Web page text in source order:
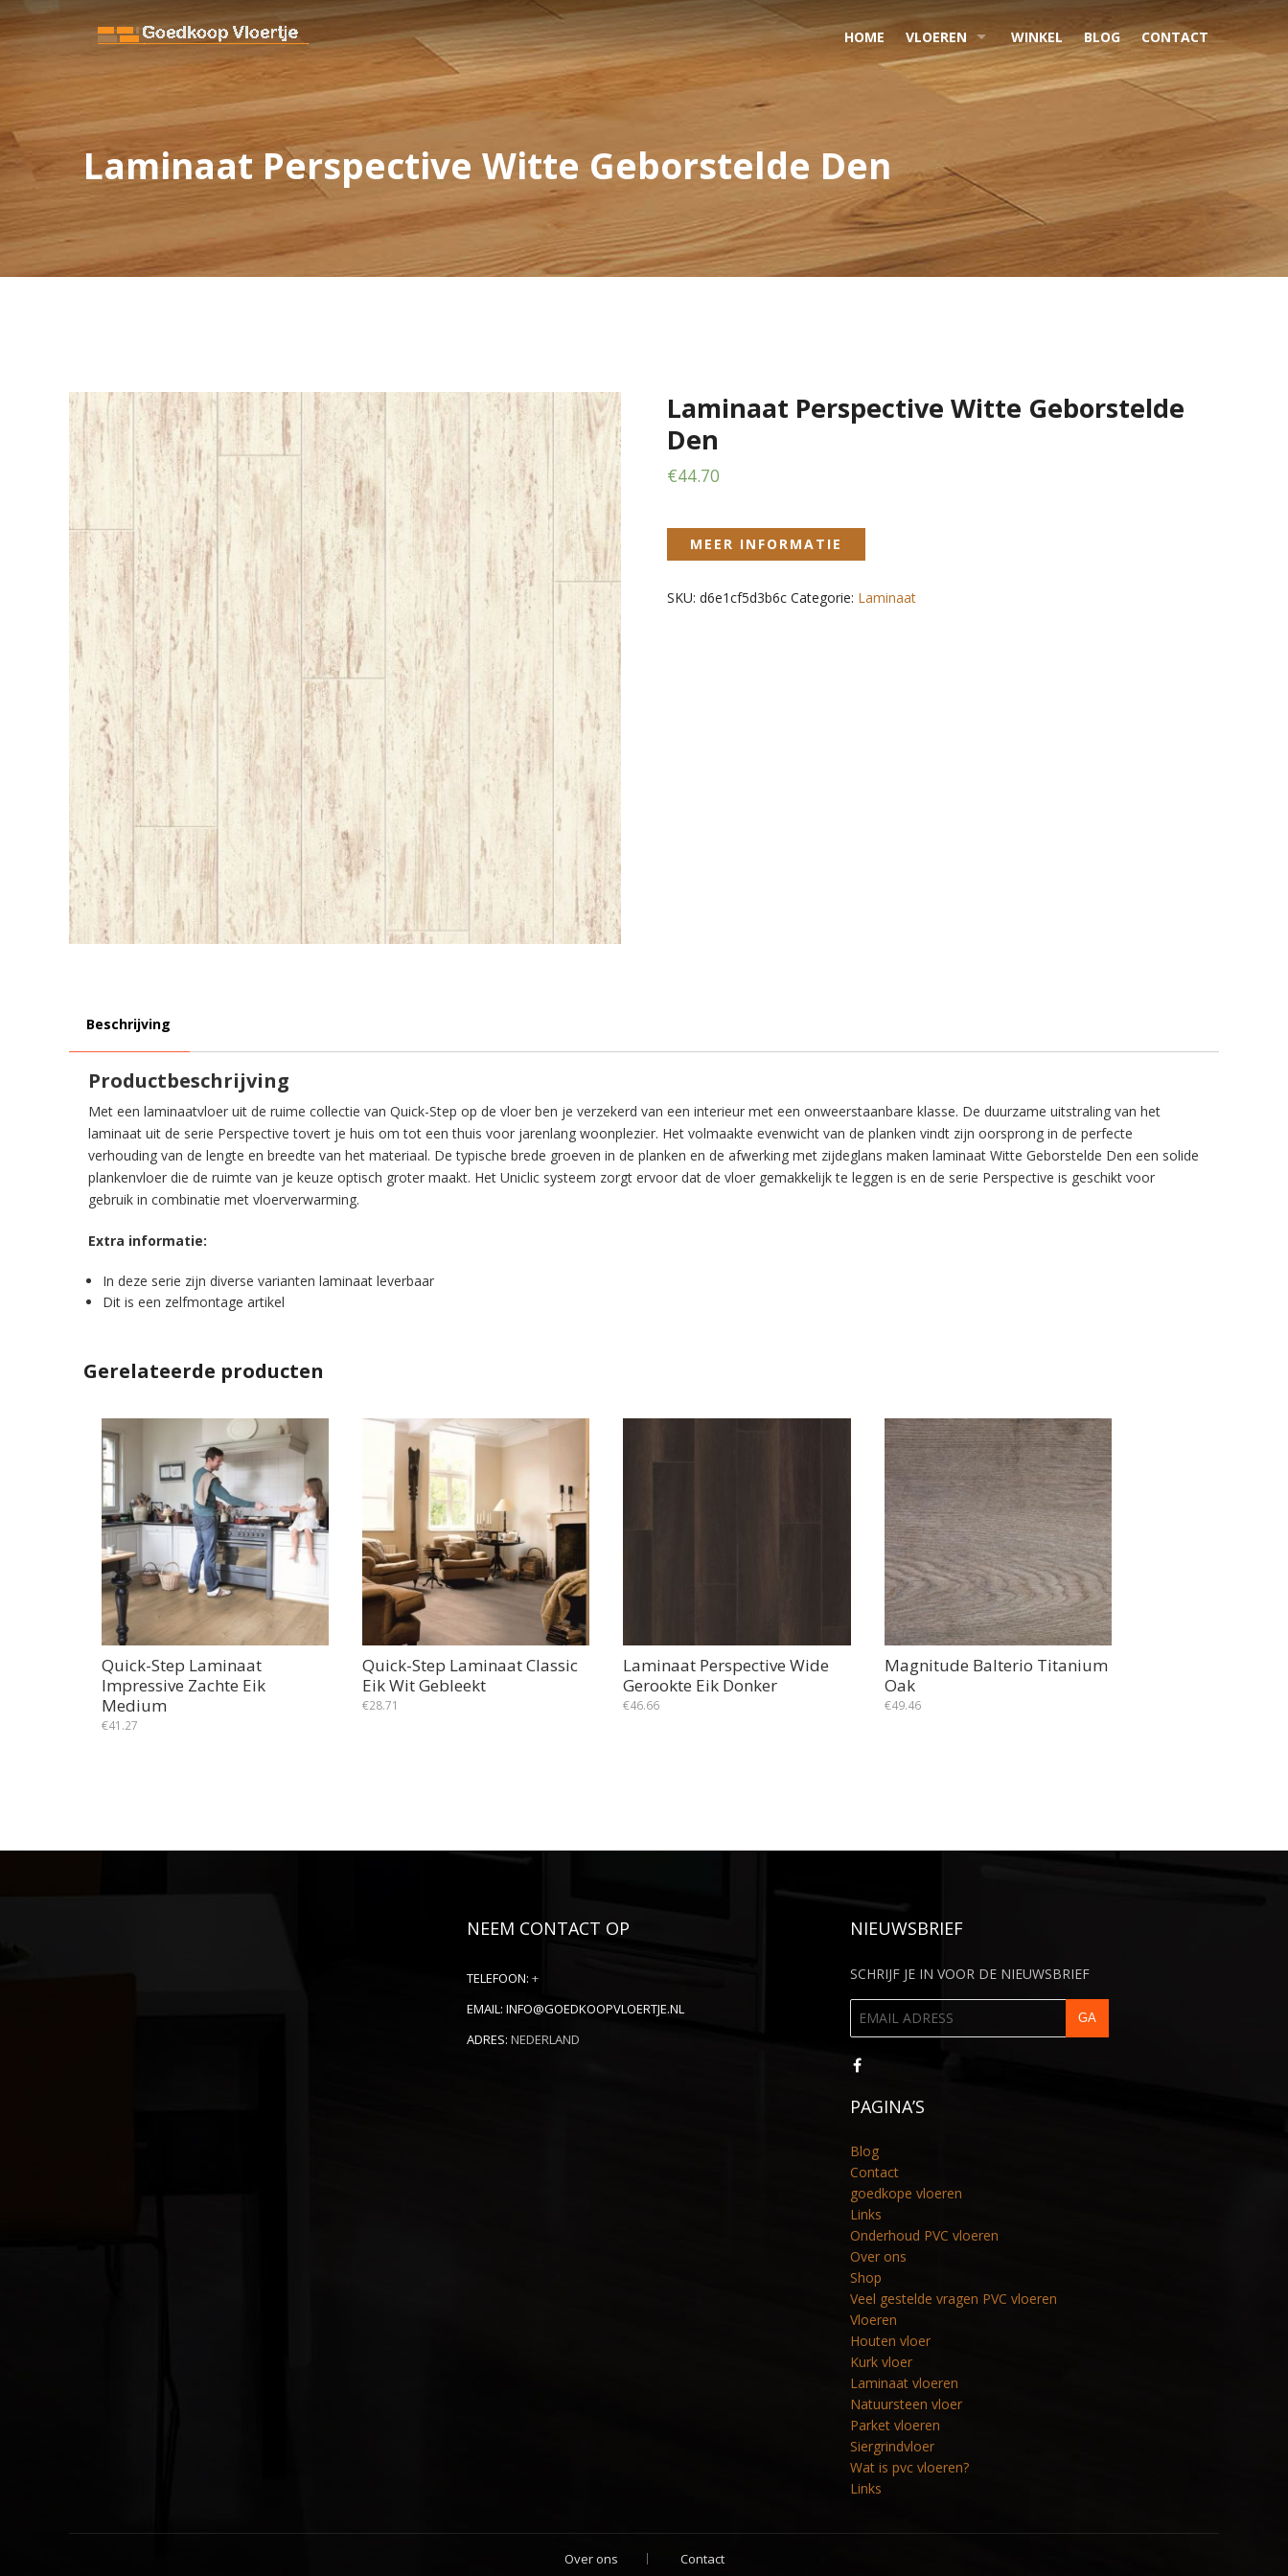
HOME VLOEREN WINKEL BLOG CONTACT
Laminaat Perspective Witte Geborstelde Den
Laminaat Perspective Witte Geborstelde
Den
€44.70
MEER INFORMATIE
SKU: d6e1cf5d3b6c Categorie: Laminaat
Beschrijving
Productbeschrijving
Met een laminaatvloer uit de ruime collectie van Quick-Step op de vloer ben je verzekerd van een interieur met een onweerstaanbare klasse. De duurzame uitstraling van het
laminaat uit de serie Perspective tovert je huis om tot een thuis voor jarenlang woonplezier. Het volmaakte evenwicht van de planken vindt zijn oorsprong in de perfecte
verhouding van de lengte en breedte van het materiaal. De typische brede groeven in de planken en de afwerking met zijdeglans maken laminaat Witte Geborstelde Den een solide
plankenvloer die de ruimte van je keuze optisch groter maakt. Het Uniclic systeem zorgt ervoor dat de vloer gemakkelijk te leggen is en de serie Perspective is geschikt voor
gebruik in combinatie met vloerverwarming.
Extra informatie:
In deze serie zijn diverse varianten laminaat leverbaar
Dit is een zelfmontage artikel
Gerelateerde producten
Quick-Step Laminaat
Impressive Zachte Eik
Medium
€41.27
Quick-Step Laminaat Classic
Eik Wit Gebleekt
€28.71
Laminaat Perspective Wide
Gerookte Eik Donker
€46.66
Magnitude Balterio Titanium
Oak
€49.46
NEEM CONTACT OP
TELEFOON: +
EMAIL: INFO@GOEDKOOPVLOERTJE.NL
ADRES: NEDERLAND
NIEUWSBRIEF
SCHRIJF JE IN VOOR DE NIEUWSBRIEF
PAGINA’S
Blog
Contact
goedkope vloeren
Links
Onderhoud PVC vloeren
Over ons
Shop
Veel gestelde vragen PVC vloeren
Vloeren
Houten vloer
Kurk vloer
Laminaat vloeren
Natuursteen vloer
Parket vloeren
Siergrindvloer
Wat is pvc vloeren?
Links
Over ons Contact